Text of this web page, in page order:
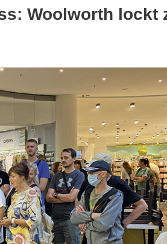
Woolworth lockt